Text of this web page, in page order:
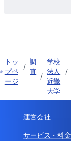
トッ
プペ
ージ
/
調
査
/
学校
法人
近畿
大学
/
運営会社
サービス・料金